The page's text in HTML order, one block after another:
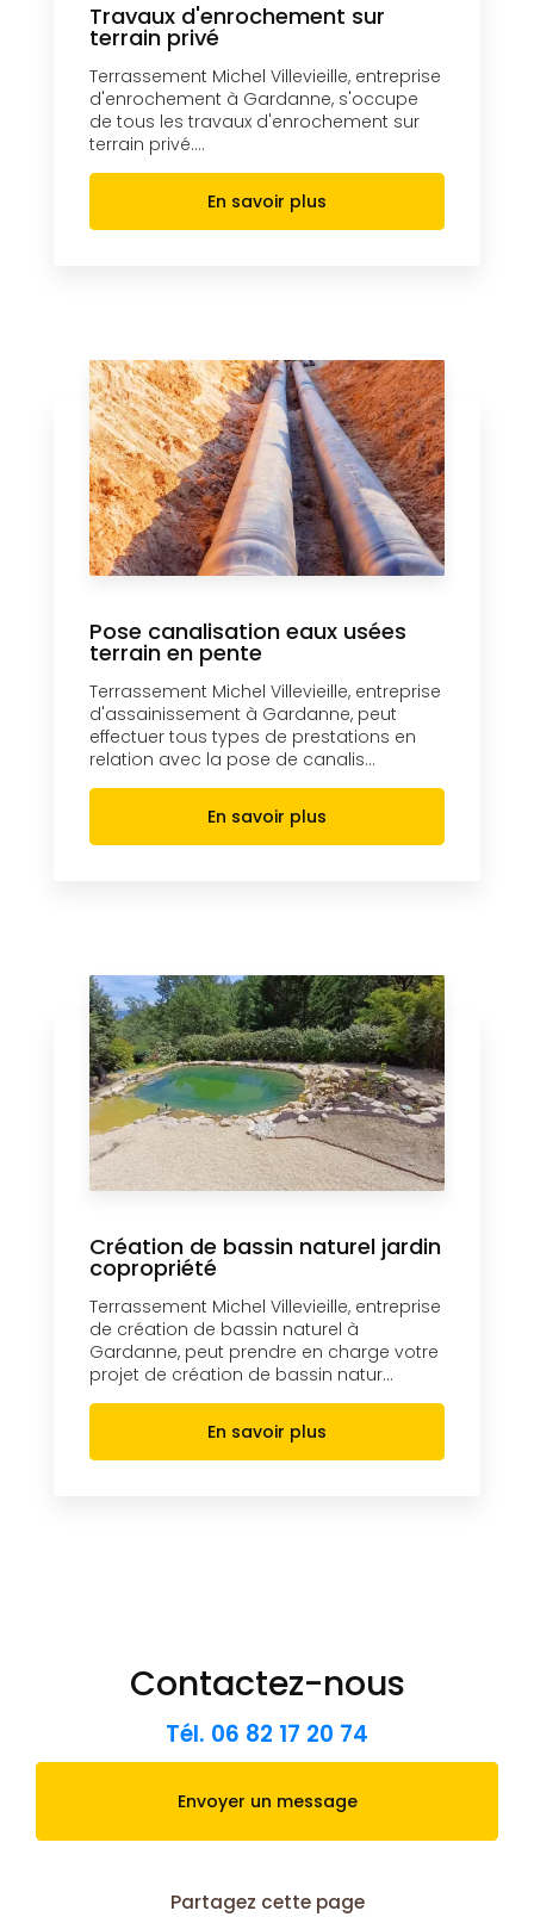
Travaux d'enrochement sur
terrain privé
Terrassement Michel Villevieille, entreprise
d'enrochement à Gardanne, s'occupe
de tous les travaux d'enrochement sur
terrain privé....
En savoir plus
Pose canalisation eaux usées
terrain en pente
Terrassement Michel Villevieille, entreprise
d'assainissement à Gardanne, peut
effectuer tous types de prestations en
relation avec la pose de canalis...
En savoir plus
Création de bassin naturel jardin
copropriété
Terrassement Michel Villevieille, entreprise
de création de bassin naturel à
Gardanne, peut prendre en charge votre
projet de création de bassin natur...
En savoir plus
Contactez-nous
Tél. 06 82 17 20 74
Envoyer un message
Partagez cette page